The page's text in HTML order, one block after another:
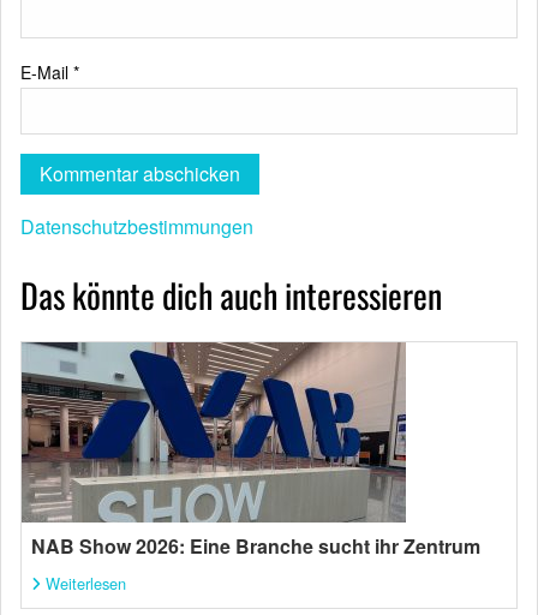
E-Mail *
Datenschutzbestimmungen
Das könnte dich auch interessieren
NAB Show 2026: Eine Branche sucht ihr Zentrum
Weiterlesen